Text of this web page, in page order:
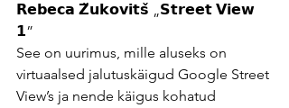
𝗥𝗲𝗯𝗲𝗰𝗮 𝗭̌𝘂𝗸𝗼𝘃𝗶𝘁𝘀̌ „𝗦𝘁𝗿𝗲𝗲𝘁 𝗩𝗶𝗲𝘄
𝟭”
See on uurimus, mille aluseks on
virtuaalsed jalutuskäigud Google Street
View’s ja nende käigus kohatud